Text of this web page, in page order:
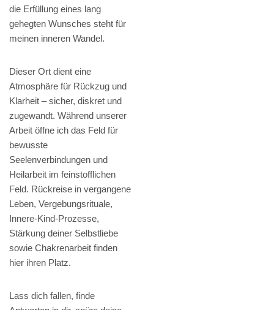
die Erfüllung eines lang
gehegten Wunsches steht für
meinen inneren Wandel.
Dieser Ort dient eine
Atmosphäre für Rückzug und
Klarheit – sicher, diskret und
zugewandt. Während unserer
Arbeit öffne ich das Feld für
bewusste
Seelenverbindungen und
Heilarbeit im feinstofflichen
Feld. Rückreise in vergangene
Leben, Vergebungsrituale,
Innere-Kind-Prozesse,
Stärkung deiner Selbstliebe
sowie Chakrenarbeit finden
hier ihren Platz.
Lass dich fallen, finde